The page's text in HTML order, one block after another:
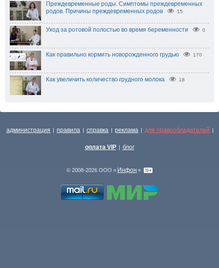
Преждевременные роды. Симптомы преждевременных
родов. Причины преждевременных родов
15
Уход за ротовой полостью во время беременности 0
Как правильно кормить новорожденного грудью 170
Как увеличить количество грудного молока 18
администрация | правила | справка | реклама | для правообладателей |
оплата VIP | блог
© 2008-2026 ООО « Инфон »